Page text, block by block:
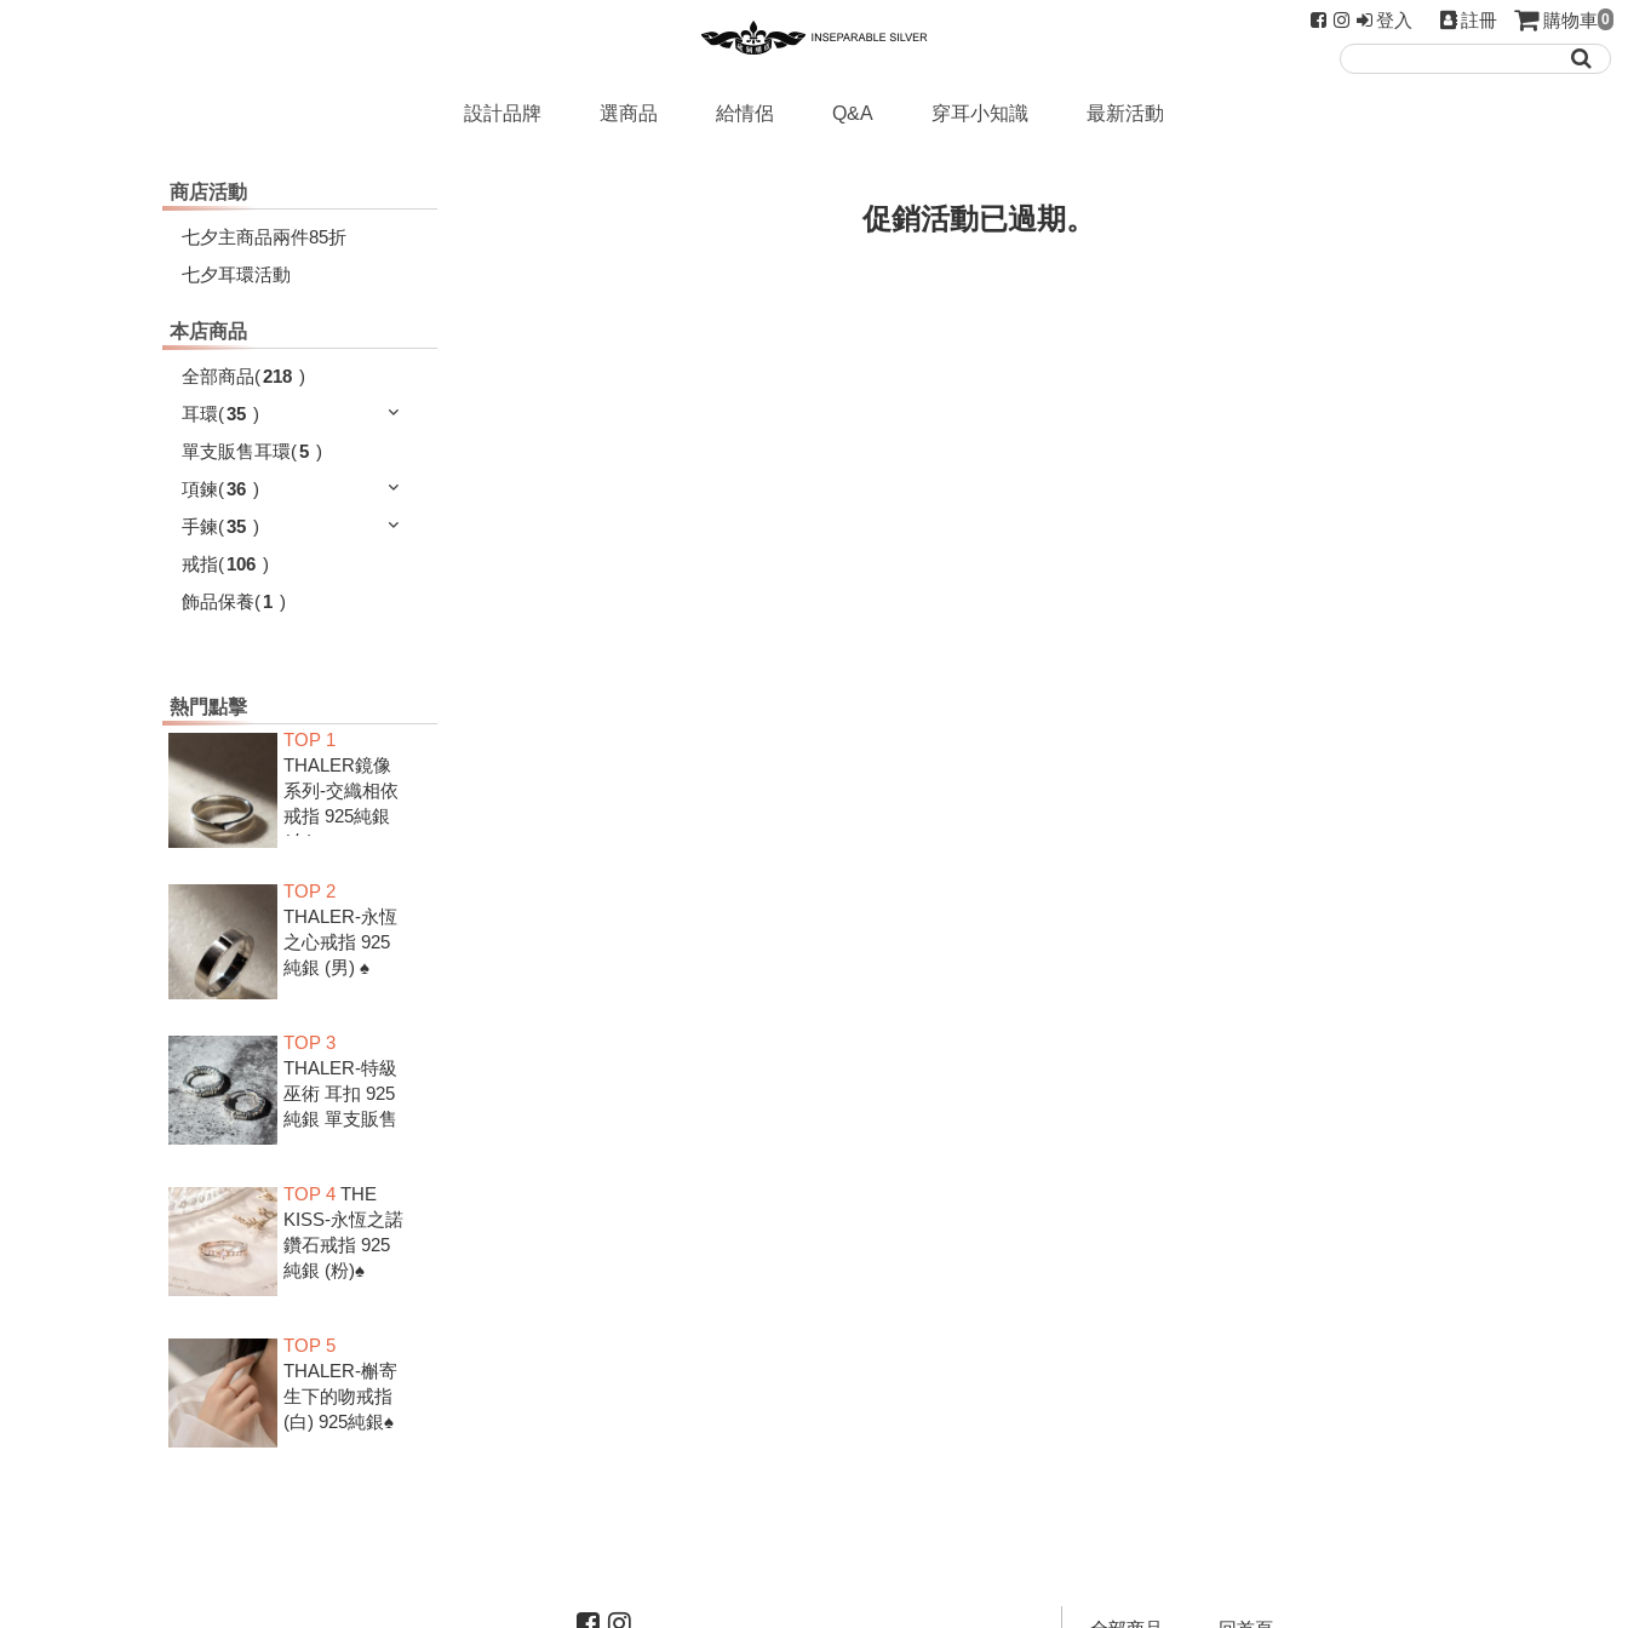
登入 註冊 購物車 0
設計品牌 選商品 給情侶 Q&A 穿耳小知識 最新活動
商店活動
七夕主商品兩件85折
七夕耳環活動
本店商品
全部商品(218 )
耳環(35 )
單支販售耳環(5 )
項鍊(36 )
手鍊(35 )
戒指(106 )
飾品保養(1 )
熱門點擊
TOP 1
THALER鏡像
系列-交織相依
戒指 925純銀
(女) ♠
TOP 2
THALER-永恆
之心戒指 925
純銀 (男) ♠
TOP 3
THALER-特級
巫術 耳扣 925
純銀 單支販售
TOP 4THE
KISS-永恆之諾
鑽石戒指 925
純銀 (粉)♠
TOP 5
THALER-槲寄
生下的吻戒指
(白) 925純銀♠
促銷活動已過期。